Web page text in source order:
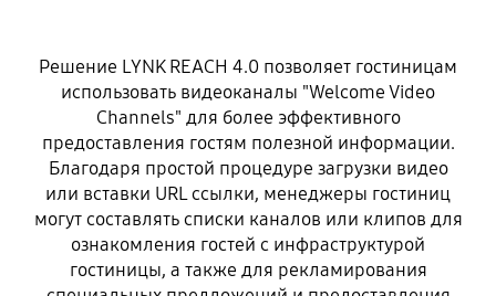
Решение LYNK REACH 4.0 позволяет гостиницам
использовать видеоканалы "Welcome Video
Channels" для более эффективного
предоставления гостям полезной информации.
Благодаря простой процедуре загрузки видео
или вставки URL ссылки, менеджеры гостиниц
могут составлять списки каналов или клипов для
ознакомления гостей с инфраструктурой
гостиницы, а также для рекламирования